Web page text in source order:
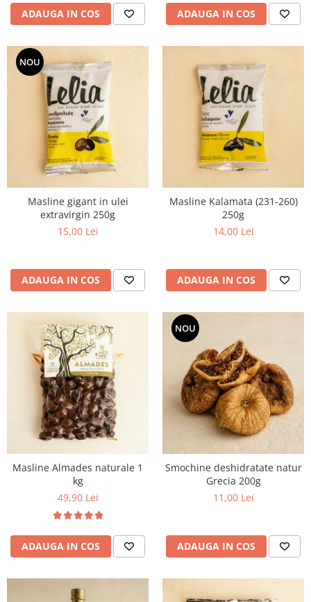
ADAUGA IN COS ADAUGA IN COS
NOU
Masline gigant in ulei
extravirgin 250g
15,00 Lei
ADAUGA IN COS
Masline Kalamata (231-260)
250g
14,00 Lei
ADAUGA IN COS
Masline Almades naturale 1
kg
49,90 Lei
ADAUGA IN COS
NOU
Smochine deshidratate natur
Grecia 200g
11,00 Lei
ADAUGA IN COS